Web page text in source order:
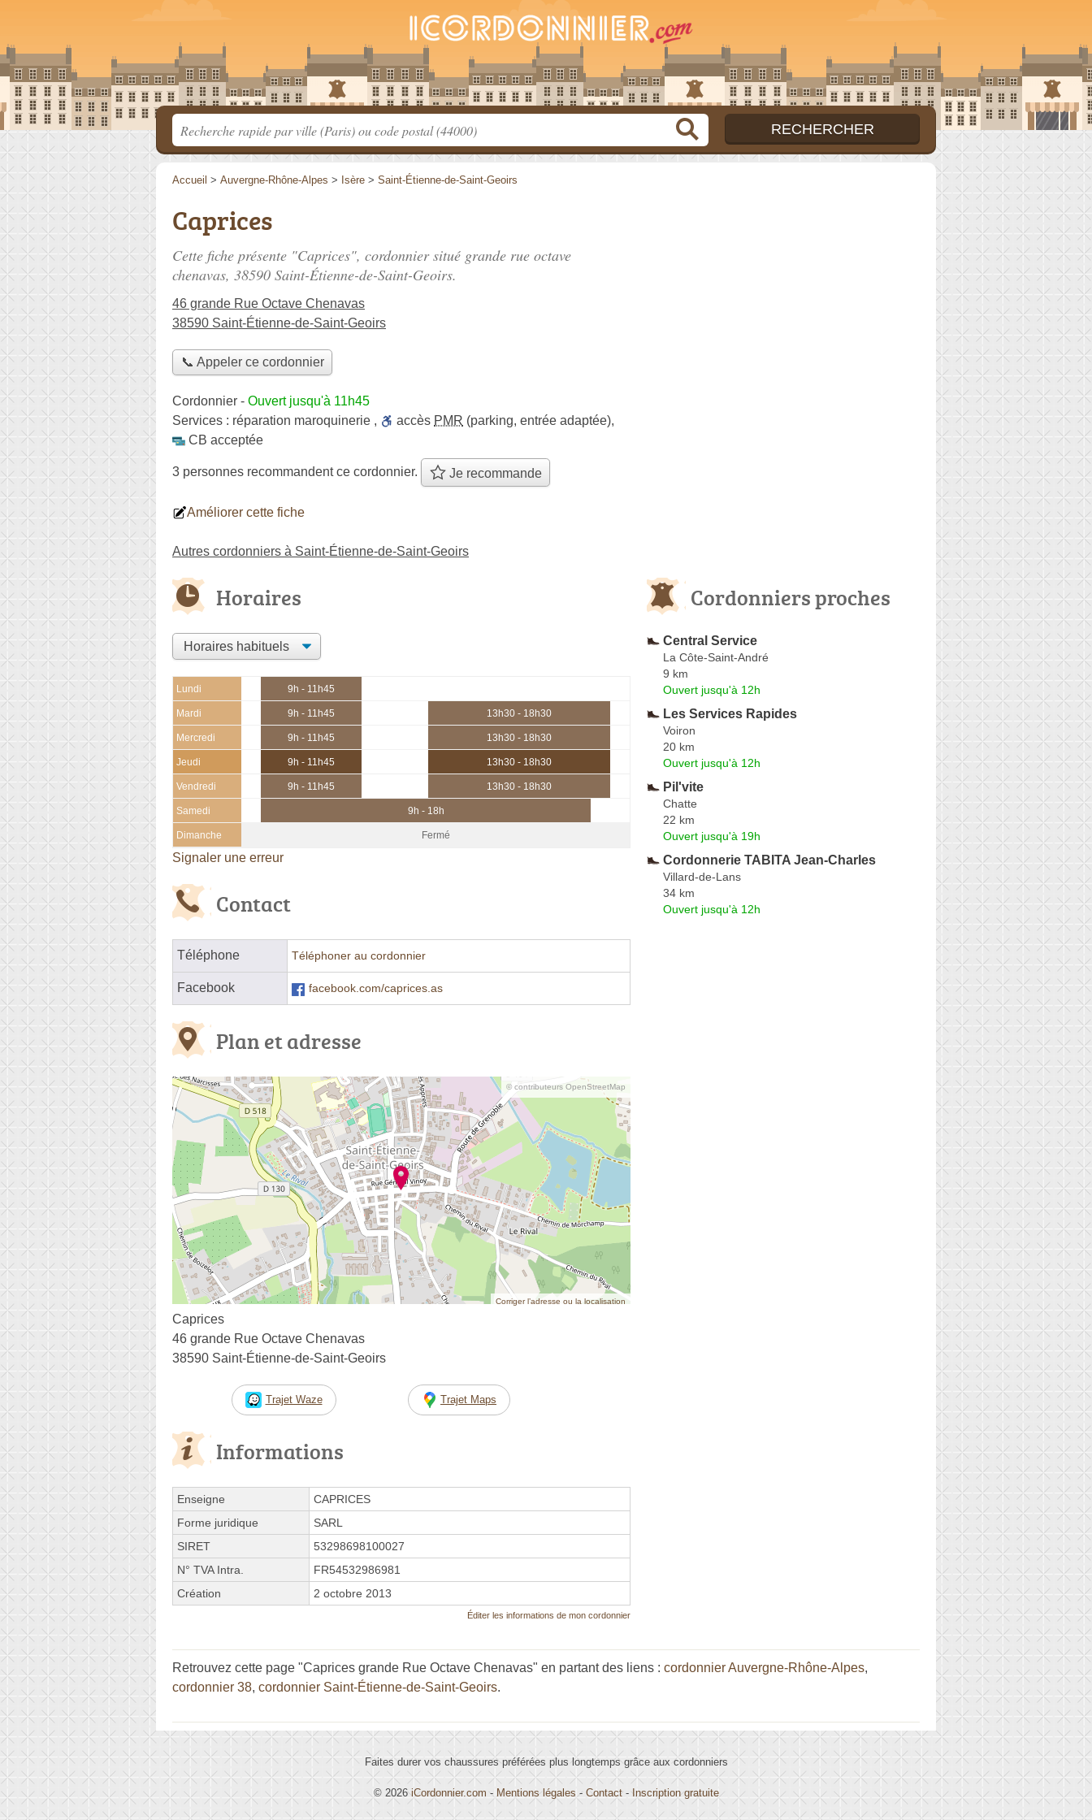
Accueil > Auvergne-Rhône-Alpes > Isère > Saint-Étienne-de-Saint-Geoirs
Caprices
Cette fiche présente "Caprices", cordonnier situé grande rue octave
chenavas, 38590 Saint-Étienne-de-Saint-Geoirs.
46 grande Rue Octave Chenavas
38590 Saint-Étienne-de-Saint-Geoirs
📞 Appeler ce cordonnier
Cordonnier - Ouvert jusqu'à 11h45
Services : réparation maroquinerie , accès PMR (parking, entrée adaptée),
CB acceptée
3 personnes recommandentce cordonnier. Je recommande
Améliorer cette fiche
Autres cordonniers à Saint-Étienne-de-Saint-Geoirs
Horaires
Lundi 9h - 11h45
Mardi 9h - 11h45 13h30 - 18h30
Mercredi 9h - 11h45 13h30 - 18h30
Jeudi 9h - 11h45 13h30 - 18h30
Vendredi 9h - 11h45 13h30 - 18h30
Samedi 9h - 18h
Dimanche Fermé
Signaler une erreur
Contact
Téléphone Téléphoner au cordonnier
Facebook facebook.com/caprices.as
Plan et adresse
© contributeurs OpenStreetMap
Corriger l’adresse ou la localisation
Caprices
46 grande Rue Octave Chenavas
38590 Saint-Étienne-de-Saint-Geoirs
Trajet Waze Trajet Maps
Informations
Enseigne
CAPRICES
Forme juridique
SARL
SIRET
53298698100027
N° TVA Intra.
FR54532986981
Création
2 octobre 2013
Éditer les informations de mon cordonnier
Cordonniers proches
Central Service
La Côte-Saint-André
9 km
Ouvert jusqu'à 12h
Les Services Rapides
Voiron
20 km
Ouvert jusqu'à 12h
Pil'vite
Chatte
22 km
Ouvert jusqu'à 19h
Cordonnerie TABITA Jean-Charles
Villard-de-Lans
34 km
Ouvert jusqu'à 12h
Retrouvez cette page "Caprices grande Rue Octave Chenavas" en partant des liens : cordonnier Auvergne-Rhône-Alpes,
cordonnier 38, cordonnier Saint-Étienne-de-Saint-Geoirs.
Faites durer vos chaussures préférées plus longtemps grâce aux cordonniers
© 2026 iCordonnier.com - Mentions légales - Contact- Inscription gratuite